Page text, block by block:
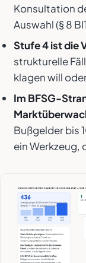
Konsultation
Auswahl (§ 8
Stufe 4 ist die
strukturelle
klagen will
Im BFSG-
Bußgelder bis
ein Werkzeug,